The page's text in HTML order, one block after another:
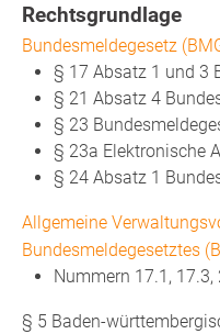
Rechtsgrundlage
Bundesmeldegesetz
§ 17 Absatz 1 und 3
§ 21 Absatz 4
§ 23
§ 23a Elektronische
§ 24 Absatz 1
Allgemeine
Bundesmeldegesetztes
Nummern 17.1,
§ 5 Baden-